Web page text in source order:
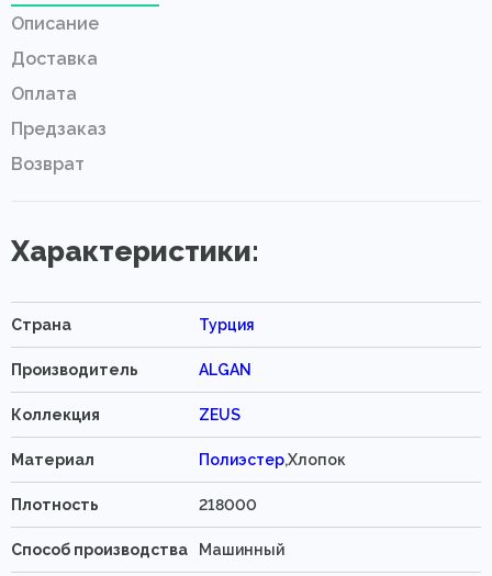
Описание
Доставка
Оплата
Предзаказ
Возврат
Характеристики:
Страна Турция
Производитель ALGAN
Коллекция ZEUS
Материал Полиэстер,Хлопок
Плотность 218000
Способ производства Машинный